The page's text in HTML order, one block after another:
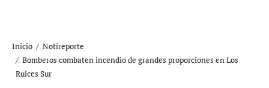
Inicio
Notireporte
Bomberos combaten incendio de grandes proporciones en Los
Ruices Sur